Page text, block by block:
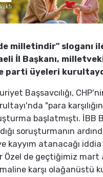
milletindir" sloganı
İl Başkanı,
parti üyeleri
Başsavcılığı,
"para
başlatmıştı. İBB
soruşturmanın
kayyım atanacağı iddia
Özel de geçtiğimiz mart
karşı olağanüstü